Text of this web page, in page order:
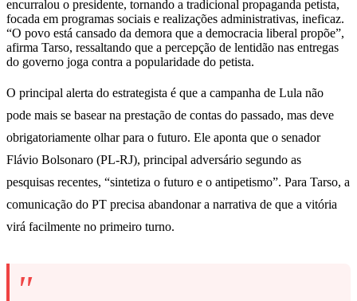
encurralou o presidente, tornando a tradicional propaganda petista,
focada em programas sociais e realizações administrativas, ineficaz.
“O povo está cansado da demora que a democracia liberal propõe”,
afirma Tarso, ressaltando que a percepção de lentidão nas entregas
do governo joga contra a popularidade do petista.
O principal alerta do estrategista é que a campanha de Lula não
pode mais se basear na prestação de contas do passado, mas deve
obrigatoriamente olhar para o futuro. Ele aponta que o senador
Flávio Bolsonaro (PL-RJ), principal adversário segundo as
pesquisas recentes, “sintetiza o futuro e o antipetismo”. Para Tarso, a
comunicação do PT precisa abandonar a narrativa de que a vitória
virá facilmente no primeiro turno.